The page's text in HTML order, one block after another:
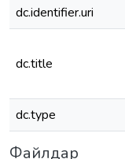
dc.identifier.uri
dc.title
dc.type
Файлдар